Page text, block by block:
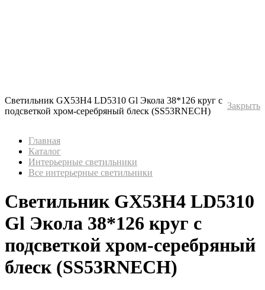
Светильник GX53H4 LD5310 Gl Экола 38*126 круг с
подсветкой хром-серебряный блеск (SS53RNECH)
Закрыть
Главная
Каталог
Интерьерные светильники
Все интерьерные светильники
Светильник GX53H4 LD5310
Gl Экола 38*126 круг с
подсветкой хром-серебряный
блеск (SS53RNECH)